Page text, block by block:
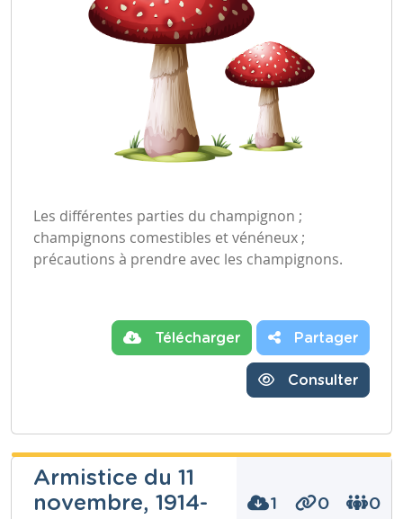
Les différentes parties du champignon ;
champignons comestibles et vénéneux ;
précautions à prendre avec les champignons.
Télécharger Partager
Consulter
Armistice du 11
novembre, 1914-
1 0 0